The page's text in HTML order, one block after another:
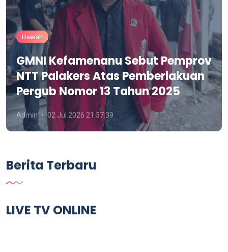
Daerah
GMNI Kefamenanu Sebut Pemprov
NTT Palakers Atas Pemberlakuan
Pergub Nomor 13 Tahun 2025
Admin 02 Jul 2026 21:37:39
Berita Terbaru
LIVE TV ONLINE